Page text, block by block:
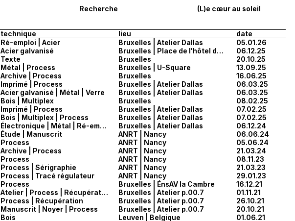
Recherche (L)e cœur au soleil
technique lieu
date
Ré-emploi | Acier Bruxelles | Atelier Dallas
05.01.26
Acier galvanisé Bruxelles | Place de l'hôtel de ville
06.12.25
Texte Bruxelles
20.10.25
Métal | Process Bruxelles | U-Square
13.09.25
Archive | Process Bruxelles
16.06.25
Imprimé | Process Bruxelles | Atelier Dallas
06.03.25
Acier galvanisé | Métal | Verre Bruxelles | Atelier Dallas
06.03.25
Bois | Multiplex Bruxelles
08.02.25
Imprimé | Process Bruxelles | Atelier Dallas
07.02.25
Bois | Multiplex | Process Bruxelles | Atelier Dallas
07.02.25
Électronique | Métal | Ré-emploi Bruxelles | Atelier Dallas
06.12.24
Étude | Manuscrit ANRT | Nancy
06.06.24
Process ANRT | Nancy
05.06.24
Archive | Process ANRT | Nancy
21.03.24
Process ANRT | Nancy
08.11.23
Process | Sérigraphie ANRT | Nancy
21.03.23
Process | Tracé régulateur ANRT | Nancy
29.01.23
Process Bruxelles | ÉnsAV la Cambre
16.12.21
Atelier | Process | Récupération Bruxelles | Atelier p.00.7
01.11.21
Process | Récupération Bruxelles | Atelier p.00.7
26.10.21
Manuscrit | Noyer | Process Bruxelles | Atelier p.00.7
20.10.21
Bois Leuven | Belgique
01.06.21